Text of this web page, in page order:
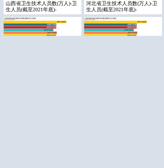
山西省卫生技术人员数(万人)-卫
生人员(截至2021年底)-
河北省卫生技术人员数(万人)-卫
生人员(截至2021年底)-